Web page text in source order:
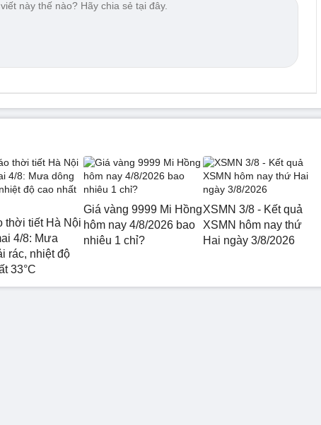
thời tiết Hà Nội
4/8: Mưa
rác, nhiệt độ
33°C
Giá vàng 9999 Mi Hồng
hôm nay 4/8/2026 bao
nhiêu 1 chỉ?
XSMN 3/8 - Kết quả
XSMN hôm nay thứ
Hai ngày 3/8/2026